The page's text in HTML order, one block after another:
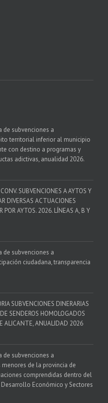
de subvenciones a
territorial inferior al municipio
con destino a programas y
adictivas, anualidad 2026.
SUBVENCIONES A AYTOS Y
DIVERSAS ACTUACIONES
POR AYTOS. 2026. LÍNEAS A, B Y
de subvenciones a
ciudadana, transparencia
SUBVENCIONES DINERARIAS
SENDEROS HOMOLOGADOS
ALICANTE, ANUALIDAD 2026
de subvenciones a
de la provincia de
comprendidas dentro del
Económico y Sectores